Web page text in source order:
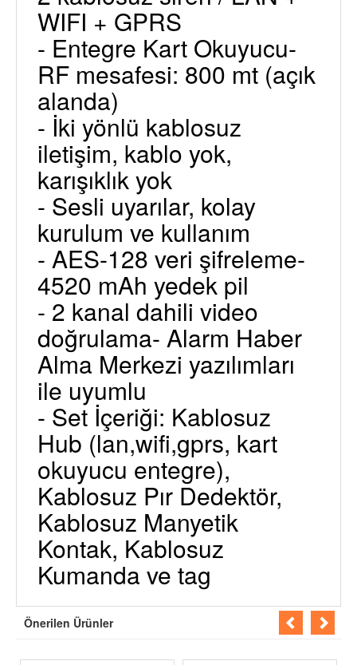
WIFI + GPRS
- Entegre Kart Okuyucu-
RF mesafesi: 800 mt (açık
alanda)
- İki yönlü kablosuz
iletişim, kablo yok,
karışıklık yok
- Sesli uyarılar, kolay
kurulum ve kullanım
- AES-128 veri şifreleme-
4520 mAh yedek pil
- 2 kanal dahili video
doğrulama- Alarm Haber
Alma Merkezi yazılımları
ile uyumlu
- Set İçeriği: Kablosuz
Hub (lan,wifi,gprs, kart
okuyucu entegre),
Kablosuz Pır Dedektör,
Kablosuz Manyetik
Kontak, Kablosuz
Kumanda ve tag
Önerilen Ürünler